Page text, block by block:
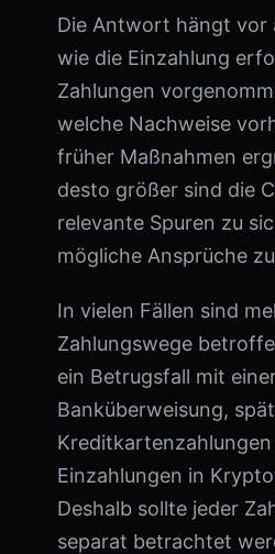
Die Antwort hängt vor
wie die Einzahlung
Zahlungen
welche Nachweise
früher Maßnahmen
desto größer sind die
relevante Spuren zu
mögliche Ansprüche
In vielen Fällen sind
Zahlungswege
ein Betrugsfall mit
Banküberweisung,
Einzahlungen in
Deshalb sollte jeder
separat betrachtet